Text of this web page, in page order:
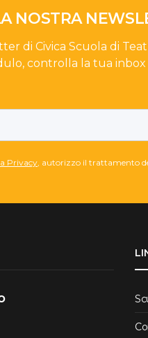
NOSTRA
di Civica Scuola di
controlla la tua
Privacy , autorizzo il trattamento